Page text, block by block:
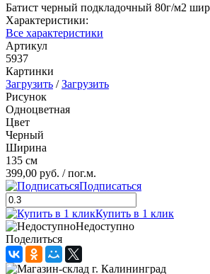
Батист черный подкладочный 80г/м2
Характеристики:
Все характеристики
Артикул
5937
Картинки
Загрузить /Загрузить
Рисунок
Одноцветная
Цвет
Черный
Ширина
135 см
399,00 руб. / пог.м.
Подписаться
Купить в 1 клик
Недоступно
Поделиться